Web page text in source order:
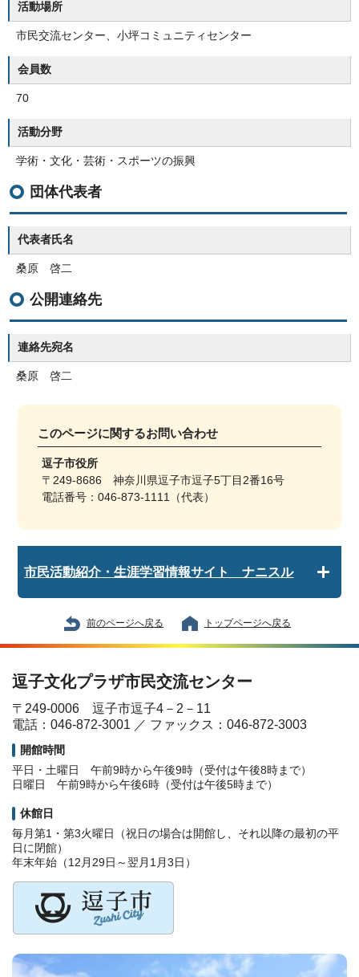
活動場所
市民交流センター、小坪コミュニティセンター
会員数
70
活動分野
学術・文化・芸術・スポーツの振興
団体代表者
代表者氏名
桑原 啓二
公開連絡先
連絡先宛名
桑原 啓二
このページに関するお問い合わせ
逗子市役所
〒249-8686 神奈川県逗子市逗子5丁目2番16号
電話番号：046-873-1111（代表）
市民活動紹介・生涯学習情報サイト ナニスル
前のページへ戻る トップページへ戻る
逗子文化プラザ市民交流センター
〒249-0006 逗子市逗子4－2－11
電話：046-872-3001 ／ ファックス：046-872-3003
開館時間
平日・土曜日 午前9時から午後9時（受付は午後8時まで）
日曜日 午前9時から午後6時（受付は午後5時まで）
休館日
毎月第1・第3火曜日（祝日の場合は開館し、それ以降の最初の平
日に閉館）
年末年始（12月29日～翌月1月3日）